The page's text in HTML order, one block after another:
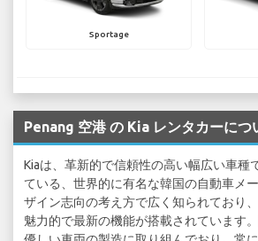
Sportage
Penang 空港 の Kia レンタカーにつ
Kiaは、革新的で信頼性の高い幅広い車種
ている、世界的に有名な韓国の自動車メ
ザイン志向の考え方で広く知られており
魅力的で最新の機能が搭載されています